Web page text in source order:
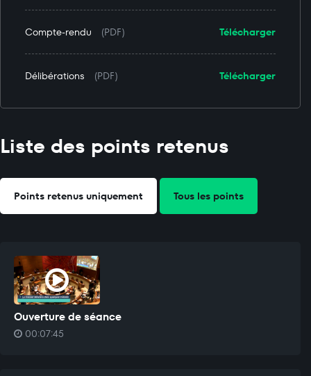
Télécharger
Compte-rendu (PDF)
Télécharger
Délibérations (PDF)
Liste des points retenus
Points retenus uniquement Tous les points
Ouverture de séance
00:07:45